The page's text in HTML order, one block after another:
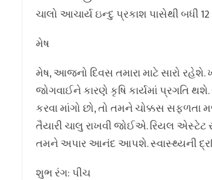
ચાલો આચાર્ય ઇન્દુ પ્રકાશ પાસેથી બધી
મેષ
મેષ, આજનો દિવસ તમારા માટે સારો રહેશે.
જોગવાઈને કારણે કૃષિ કાર્યમાં
કરવા માંગો છો, તો તમને ચોક્કસ સફળતા
તૈયારી ચાલુ રાખવી જોઈએ. રિયલ
તમને અપાર આનંદ આપશે. સ્વાસ્થ્યની
શુભ રંગ: પીચ